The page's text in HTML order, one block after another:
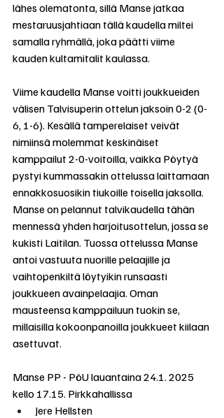
lähes olematonta, sillä Manse jatkaa
mestaruusjahtiaan tällä kaudella miltei
samalla ryhmällä, joka päätti viime
kauden kultamitalit kaulassa.
Viime kaudella Manse voitti joukkueiden
välisen Talvisuperin ottelun jaksoin 0-2 (0-
6, 1-6). Kesällä tamperelaiset veivät
nimiinsä molemmat keskinäiset
kamppailut 2-0-voitoilla, vaikka Pöytyä
pystyi kummassakin ottelussa laittamaan
ennakkosuosikin tiukoille toisella jaksolla.
Manse on pelannut talvikaudella tähän
mennessä yhden harjoitusottelun, jossa se
kukisti Laitilan. Tuossa ottelussa Manse
antoi vastuuta nuorille pelaajille ja
vaihtopenkiltä löytyikin runsaasti
joukkueen avainpelaajia. Oman
mausteensa kamppailuun tuokin se,
millaisilla kokoonpanoilla joukkueet kiilaan
asettuvat.
Manse PP - PöU lauantaina 24.1. 2025
kello 17.15. Pirkkahallissa
Jere Hellsten